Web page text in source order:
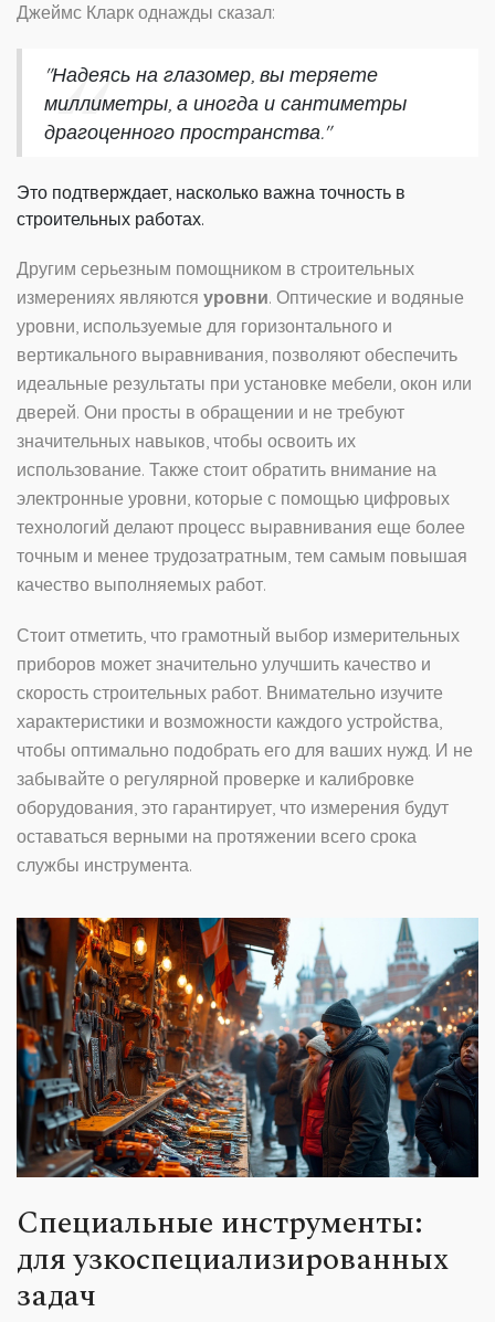
Джеймс Кларк однажды сказал:
"Надеясь на глазомер, вы теряете
миллиметры, а иногда и сантиметры
драгоценного пространства."
Это подтверждает, насколько важна точность в
строительных работах.
Другим серьезным помощником в строительных
измерениях являются уровни. Оптические и водяные
уровни, используемые для горизонтального и
вертикального выравнивания, позволяют обеспечить
идеальные результаты при установке мебели, окон или
дверей. Они просты в обращении и не требуют
значительных навыков, чтобы освоить их
использование. Также стоит обратить внимание на
электронные уровни, которые с помощью цифровых
технологий делают процесс выравнивания еще более
точным и менее трудозатратным, тем самым повышая
качество выполняемых работ.
Стоит отметить, что грамотный выбор измерительных
приборов может значительно улучшить качество и
скорость строительных работ. Внимательно изучите
характеристики и возможности каждого устройства,
чтобы оптимально подобрать его для ваших нужд. И не
забывайте о регулярной проверке и калибровке
оборудования, это гарантирует, что измерения будут
оставаться верными на протяжении всего срока
службы инструмента.
Специальные инструменты:
для узкоспециализированных
задач